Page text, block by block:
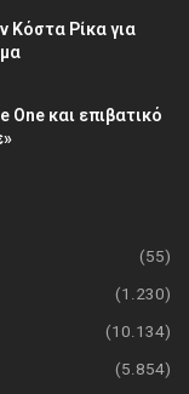
Κόστα Ρίκα για
One και επιβατικό
(55)
(1.230)
(10.134)
(5.854)